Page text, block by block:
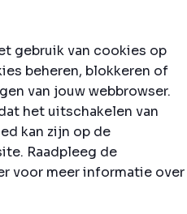
gebruik van cookies op
beheren, blokkeren of
van jouw webbrowser.
het uitschakelen van
kan zijn op de
Raadpleeg de
voor meer informatie over